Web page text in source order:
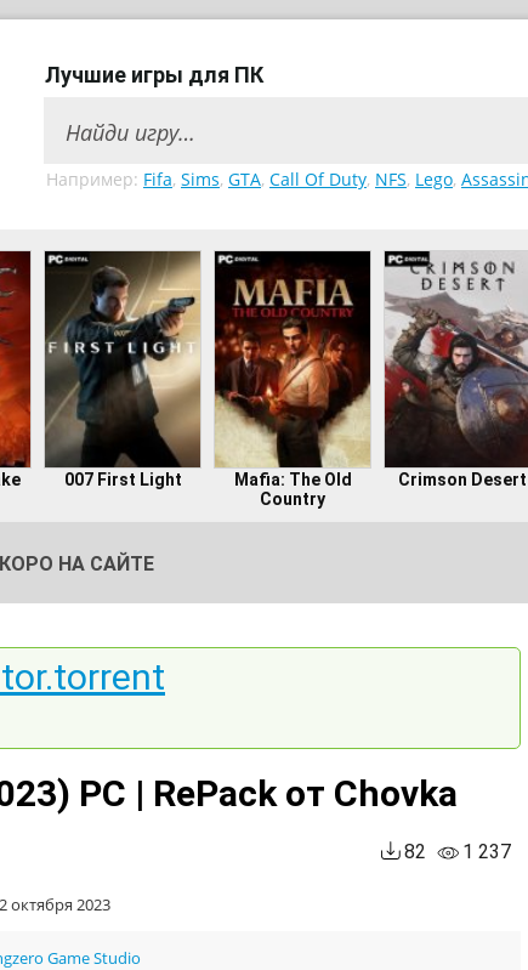
Лучшие игры для ПК
Например: Fifa, Sims, GTA, Call Of Duty, NFS, Lego,
007 First Light
Mafia: The Old
Country
Crimson Desert
НА САЙТЕ
PC | RePack от Chovka
1 237
82
октября 2023
Game Studio